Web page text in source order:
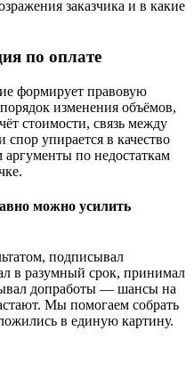
заказчика и в какие
по оплате
формирует правовую
изменения объёмов,
стоимости, связь между
спор упирается в качество
по недостаткам
можно усилить
подписывал
в разумный срок, принимал
допработы — шансы на
Мы помогаем собрать
в единую картину.